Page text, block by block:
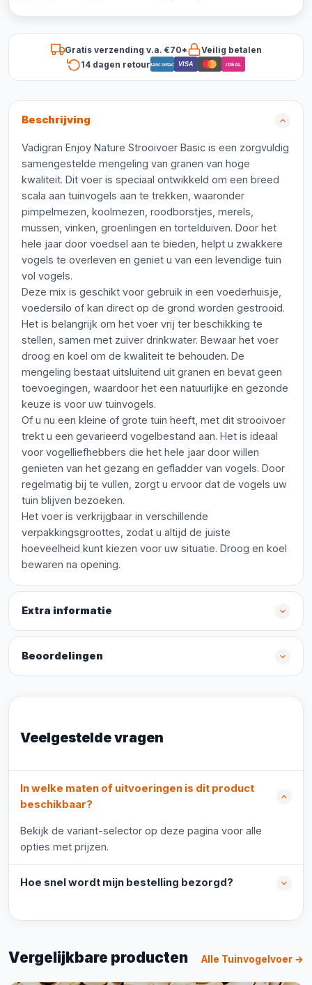
Gratis verzending v.a. €70*
Veilig betalen
14 dagen retourBancontact VISA iDEAL
Beschrijving
Vadigran Enjoy Nature Strooivoer Basic is een zorgvuldig
samengestelde mengeling van granen van hoge
kwaliteit. Dit voer is speciaal ontwikkeld om een breed
scala aan tuinvogels aan te trekken, waaronder
pimpelmezen, koolmezen, roodborstjes, merels,
mussen, vinken, groenlingen en tortelduiven. Door het
hele jaar door voedsel aan te bieden, helpt u zwakkere
vogels te overleven en geniet u van een levendige tuin
vol vogels.
Deze mix is geschikt voor gebruik in een voederhuisje,
voedersilo of kan direct op de grond worden gestrooid.
Het is belangrijk om het voer vrij ter beschikking te
stellen, samen met zuiver drinkwater. Bewaar het voer
droog en koel om de kwaliteit te behouden. De
mengeling bestaat uitsluitend uit granen en bevat geen
toevoegingen, waardoor het een natuurlijke en gezonde
keuze is voor uw tuinvogels.
Of u nu een kleine of grote tuin heeft, met dit strooivoer
trekt u een gevarieerd vogelbestand aan. Het is ideaal
voor vogelliefhebbers die het hele jaar door willen
genieten van het gezang en gefladder van vogels. Door
regelmatig bij te vullen, zorgt u ervoor dat de vogels uw
tuin blijven bezoeken.
Het voer is verkrijgbaar in verschillende
verpakkingsgroottes, zodat u altijd de juiste
hoeveelheid kunt kiezen voor uw situatie. Droog en koel
bewaren na opening.
Extra informatie
Beoordelingen
Veelgestelde vragen
In welke maten of uitvoeringen is dit product
beschikbaar?
Bekijk de variant-selector op deze pagina voor alle
opties met prijzen.
Hoe snel wordt mijn bestelling bezorgd?
Vergelijkbare producten Alle Tuinvogelvoer →